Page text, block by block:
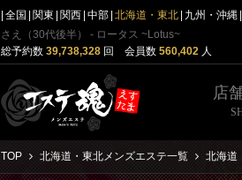
全国 関東 関西 中部 北海道・東北 九州・沖縄
さえ（30代後半） - ロータス ~Lotus~
総予約数 39,738,328 回 会員数 560,402 人
店
TOP 北海道・東北メンズエステ一覧 北海道